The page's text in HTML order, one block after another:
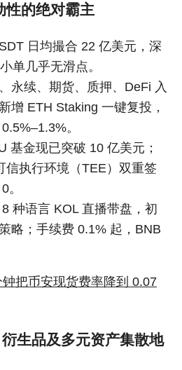
性的绝对霸主
日均撮合 22 亿美元，深
单几乎无滑点。
永续、期货、质押、DeFi 入
增 ETH Staking 一键复投，
。
基金现已突破 10 亿美元；
信执行环境（TEE）双重签
。
种语言 KOL 直播带盘，初
略；手续费 0.1% 起，BNB
把币安现货费率降到 0.07
生品及多元资产集散地